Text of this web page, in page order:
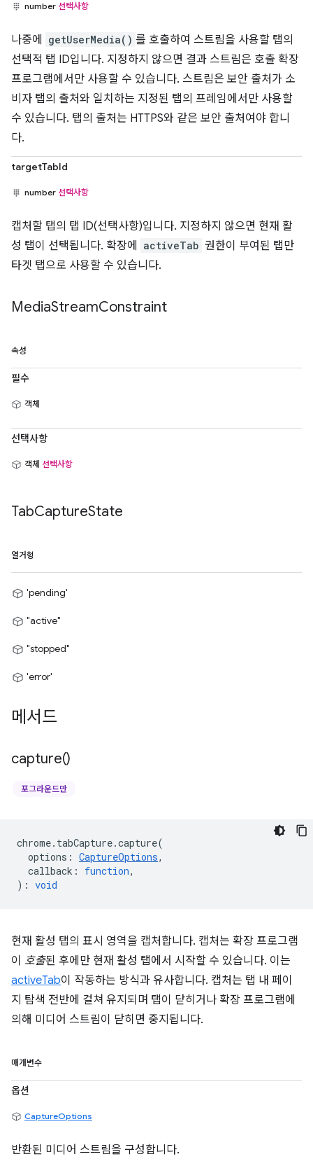
number 선택사항
나중에 getUserMedia() 를 호출하여 스트림을 사용할 탭의
선택적 탭 ID입니다. 지정하지 않으면 결과 스트림은 호출 확장
프로그램에서만 사용할 수 있습니다. 스트림은 보안 출처가 소
비자 탭의 출처와 일치하는 지정된 탭의 프레임에서만 사용할
수 있습니다. 탭의 출처는 HTTPS와 같은 보안 출처여야 합니
다.
targetTabId
number 선택사항
캡처할 탭의 탭 ID(선택사항)입니다. 지정하지 않으면 현재 활
성 탭이 선택됩니다. 확장에
activeTab 권한이 부여된 탭만
타겟 탭으로 사용할 수 있습니다.
MediaStreamConstraint
속성
필수
객체
선택사항
객체 선택사항
TabCaptureState
열거형
'pending'
"active"
"stopped"
'error'
메서드
capture()
포그라운드만
chrome. tabCapture.capture(
options : CaptureOptions,
callback : function,
) : void
현재 활성 탭의 표시 영역을 캡처합니다. 캡처는 확장 프로그램
이 호출된 후에만 현재 활성 탭에서 시작할 수 있습니다. 이는
activeTab이 작동하는 방식과 유사합니다. 캡처는 탭 내 페이
지 탐색 전반에 걸쳐 유지되며 탭이 닫히거나 확장 프로그램에
의해 미디어 스트림이 닫히면 중지됩니다.
매개변수
옵션
CaptureOptions
반환된 미디어 스트림을 구성합니다.